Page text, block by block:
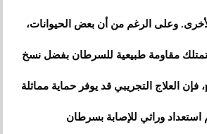
وعلى الرغم من أن بعض الحيوانات،
تمتلك مقاومة طبيعية للسرطان بفضل نسخ
متعددة من الجين p53، فإن العلاج التجريبي قد يوفر حماية مماثلة
استعداد وراثي للإصابة بسرطان